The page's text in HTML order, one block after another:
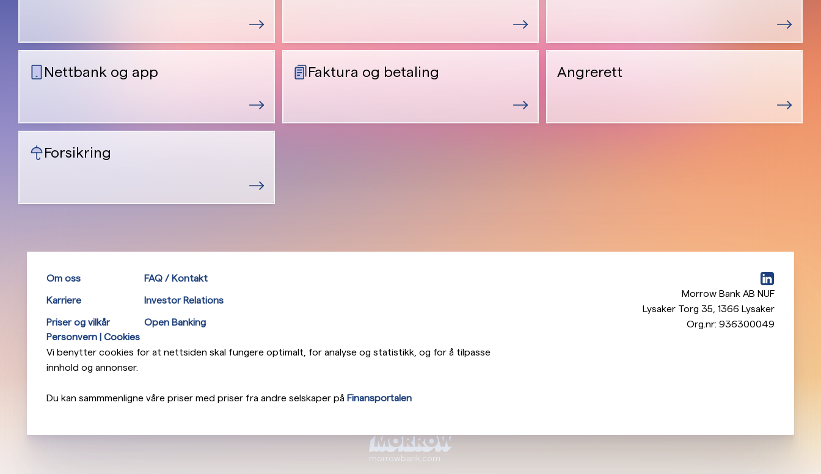
Nettbank og app Faktura og betaling Angrerett
Forsikring
Om oss FAQ / Kontakt
Karriere Investor Relations
Priser og vilkår
Open Banking
Personvern | Cookies
Vi benytter cookies for at nettsiden skal fungere optimalt, for analyse og statistikk, og for å tilpasse
innhold og annonser.
Du kan sammmenligne våre priser med priser fra andre selskaper på Finansportalen
Morrow Bank AB NUF
Lysaker Torg 35 1366 Lysaker
Org.nr: 936300049
morrowbank.com